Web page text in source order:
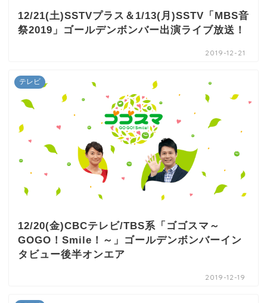
12/21(土)SSTVプラス＆1/13(月)SSTV「MBS音
祭2019」ゴールデンボンバー出演ライブ放送！
2019-12-21
テレビ
12/20(金)CBCテレビ/TBS系「ゴゴスマ～
GOGO！Smile！～」ゴールデンボンバーイン
タビュー後半オンエア
2019-12-19